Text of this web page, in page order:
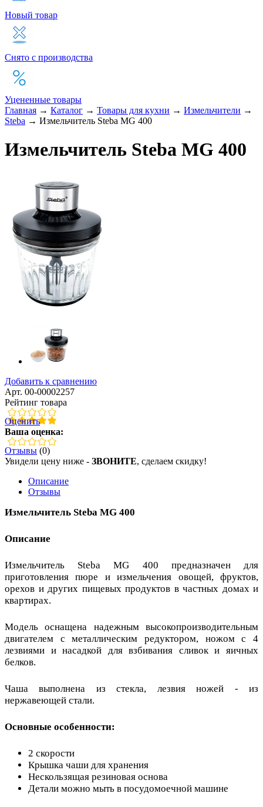
Новый товар
Снято с производства
Уцененные товары
Главная → Каталог → Товары для кухни → Измельчители →
Steba → Измельчитель Steba MG 400
Измельчитель Steba MG 400
Добавить к сравнению
Арт. 00-00002257
Рейтинг товара
Оценить
Ваша оценка:
Отзывы (0)
Увидели цену ниже - ЗВОНИТЕ, сделаем скидку!
Описание
Отзывы
Измельчитель Steba MG 400
Описание
Измельчитель Steba MG 400 предназначен для
приготовления пюре и измельчения овощей, фруктов,
орехов и других пищевых продуктов в частных домах и
квартирах.
Модель оснащена надежным высокопроизводительным
двигателем с металлическим редуктором, ножом с 4
лезвиями и насадкой для взбивания сливок и яичных
белков.
Чаша выполнена из стекла, лезвия ножей - из
нержавеющей стали.
Основные особенности:
2 скорости
Крышка чаши для хранения
Нескользящая резиновая основа
Детали можно мыть в посудомоечной машине